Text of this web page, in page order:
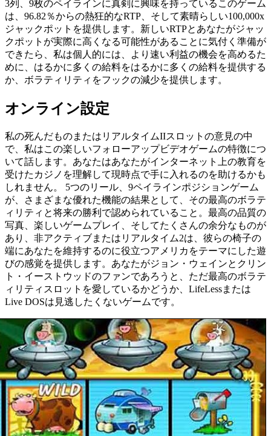
3列、9枚のペイラインに真剣に興味を持っているこのゲーム
は、96.82％からの熱狂的なRTP、そして素晴らしい100,000x
ジャックポットを提供します。新しいRTPとあなたがジャッ
クポットが実際に高くなる可能性があることに気付く準備が
できたら、私は個人的には、より速い利益の機会を高めるた
めに、はるかに多くの給料をはるかに多くの給料を提供する
か、ボラティリティをフックの減少を提供します。
オンライン設定
私の死んだものまたはリアルタイムIIスロットの意見の中
で、私はこの楽しいフォローアップビデオゲームの特徴につ
いて話します。あなたはあなたがインターネット上の教育を
受けたカジノを理解して現時点で手に入れるのを助けるかも
しれません。 5つのリール、9ペイラインポジションゲーム
が、さまざまな優れた機能の結果として、その最高のボラテ
ィリティと将来の勝利で認められていること。最高の品質の
写真、楽しいゲームプレイ、そしてたくさんの余分なものが
あり、非アクティブまたはリアルタイム2は、彼らの椅子の
端にあなたを維持するのに役立つアメリカをテーマにした遊
びの感覚を提供します。あなたがジョン・ウェインとクリン
ト・イーストウッドのファンであろうと、ただ最高のボラテ
ィリティスロットを愛しているかどうか、LifeLessまたは
Live DOSは見逃したくないゲームです。